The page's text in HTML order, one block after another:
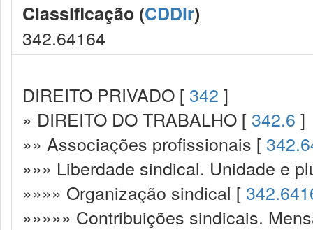
Classificação (CDDir)
342.64164
DIREITO PRIVADO [ 342 ]
» DIREITO DO TRABALHO [ 342.6 ]
»» Associações profissionais [
»»» Liberdade sindical. Unidade e
»»»» Organização sindical [
»»»»» Contribuições sindicais.